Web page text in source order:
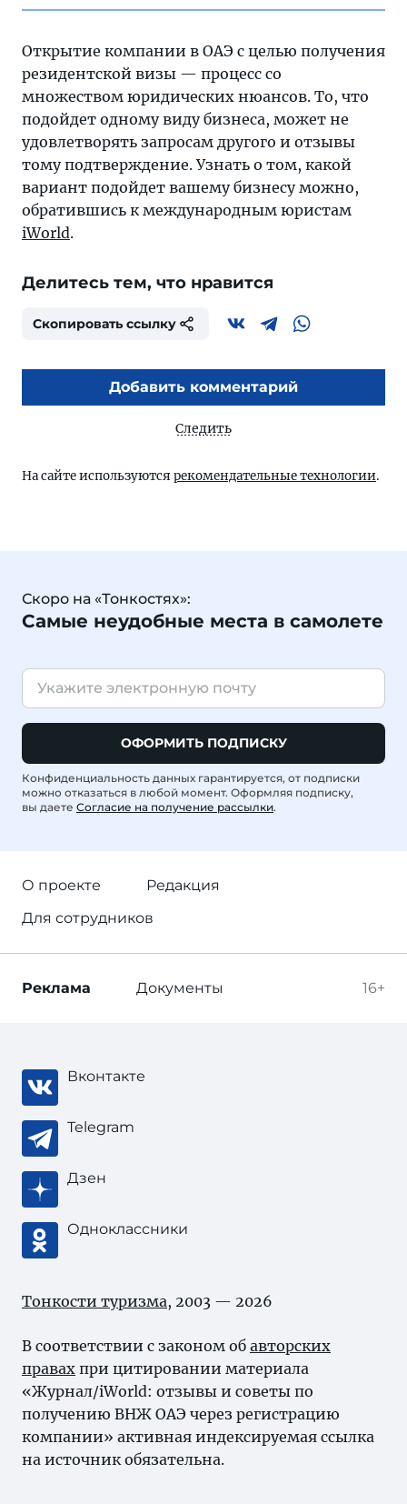
Открытие компании в ОАЭ с целью получения
резидентской визы — процесс со
множеством юридических нюансов. То, что
подойдет одному виду бизнеса, может не
удовлетворять запросам другого и отзывы
тому подтверждение. Узнать о том, какой
вариант подойдет вашему бизнесу можно,
обратившись к международным юристам
iWorld.
Делитесь тем, что нравится
Скопировать ссылку
Добавить комментарий
Следить
На сайте используются рекомендательные технологии.
Скоро на «Тонкостях»:
Самые неудобные места в самолете
ОФОРМИТЬ ПОДПИСКУ
Конфиденциальность данных гарантируется, от подписки
можно отказаться в любой момент. Оформляя подписку,
вы даете Согласие на получение рассылки.
О проекте
Редакция
Для сотрудников
16+
Реклама Документы
Вконтакте
Telegram
Дзен
Одноклассники
Тонкости туризма, 2003 — 2026
В соответствии с законом об авторских
правах при цитировании материала
«Журнал/iWorld: отзывы и советы по
получению ВНЖ ОАЭ через регистрацию
компании» активная индексируемая ссылка
на источник обязательна.